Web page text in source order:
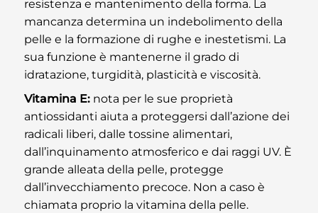
resistenza e mantenimento della forma. La
mancanza determina un indebolimento della
pelle e la formazione di rughe e inestetismi. La
sua funzione è mantenerne il grado di
idratazione, turgidità, plasticità e viscosità.
Vitamina E:nota per le sue proprietà
antiossidanti aiuta a proteggersi dall’azione dei
radicali liberi, dalle tossine alimentari,
dall’inquinamento atmosferico e dai raggi UV. È
grande alleata della pelle, protegge
dall’invecchiamento precoce. Non a caso è
chiamata proprio la vitamina della pelle.